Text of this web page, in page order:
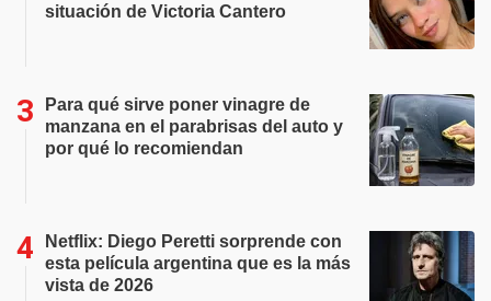
situación de Victoria Cantero
Para qué sirve poner vinagre de
manzana en el parabrisas del auto y
por qué lo recomiendan
Netflix: Diego Peretti sorprende con
esta película argentina que es la más
vista de 2026